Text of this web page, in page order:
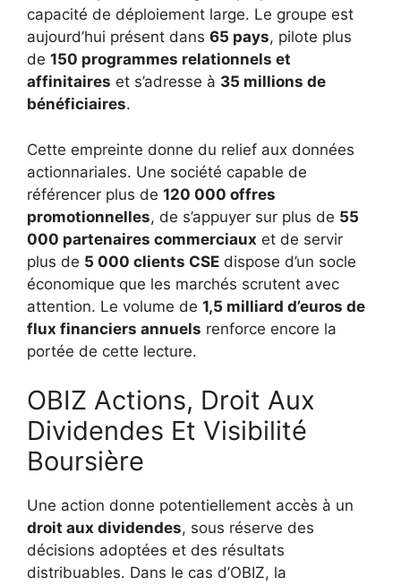
capacité de déploiement large. Le groupe est
aujourd’hui présent dans 65 pays, pilote plus
de 150 programmes relationnels et
affinitaires et s’adresse à 35 millions de
bénéficiaires.
Cette empreinte donne du relief aux données
actionnariales. Une société capable de
référencer plus de 120 000 offres
promotionnelles, de s’appuyer sur plus de 55
000 partenaires commerciaux et de servir
plus de 5 000 clients CSE dispose d’un socle
économique que les marchés scrutent avec
attention. Le volume de 1,5 milliard d’euros de
flux financiers annuels renforce encore la
portée de cette lecture.
OBIZ Actions, Droit Aux
Dividendes Et Visibilité
Boursière
Une action donne potentiellement accès à un
droit aux dividendes, sous réserve des
décisions adoptées et des résultats
distribuables. Dans le cas d’OBIZ, la